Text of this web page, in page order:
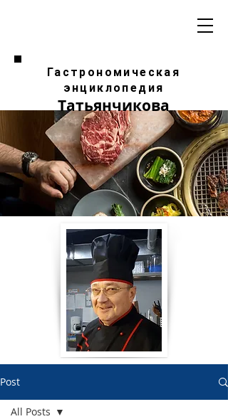
Гастрономическая
энциклопедия
Татьянчикова
Post
All Posts